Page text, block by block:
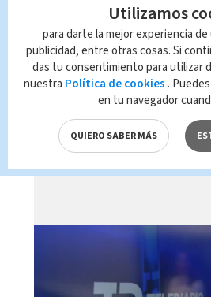
Telediario En
Brenes, 07 de
Utilizamos
para darte la mejor experiencia
publicidad, entre otras cosas. Si
das tu consentimiento para utilizar
nuestra Política de cookies .
en tu navegador
QUIERO SABER MÁS